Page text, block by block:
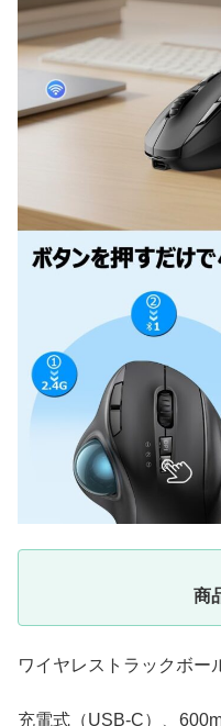
商
ワイヤレストラックボー
充電式（USB-C）、